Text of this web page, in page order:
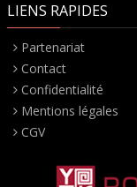
LIENS RAPIDES
Partenariat
Contact
Confidentialité
Mentions légales
CGV